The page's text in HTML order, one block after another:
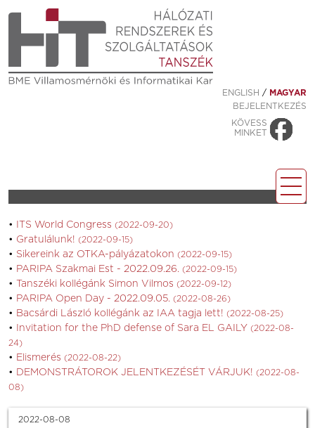
ENGLISH / MAGYAR
BEJELENTKEZÉS
KÖVESS
MINKET
ITS World Congress (2022-09-20)
Gratulálunk! (2022-09-15)
Sikereink az OTKA-pályázatokon (2022-09-15)
PARIPA Szakmai Est - 2022.09.26. (2022-09-15)
Tanszéki kollégánk Simon Vilmos (2022-09-12)
PARIPA Open Day - 2022.09.05. (2022-08-26)
Bacsárdi László kollégánk az IAA tagja lett! (2022-08-25)
Invitation for the PhD defense of Sara EL GAILY (2022-08-
24)
Elismerés (2022-08-22)
DEMONSTRÁTOROK JELENTKEZÉSÉT VÁRJUK! (2022-08-
08)
2022-08-08